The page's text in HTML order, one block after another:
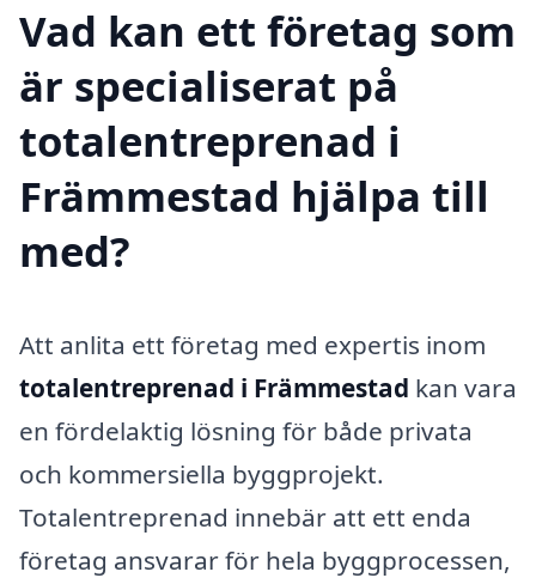
Vad kan ett företag som
är specialiserat på
totalentreprenad i
Främmestad hjälpa till
med?
Att anlita ett företag med expertis inom
totalentreprenad i Främmestad kan vara
en fördelaktig lösning för både privata
och kommersiella byggprojekt.
Totalentreprenad innebär att ett enda
företag ansvarar för hela byggprocessen,